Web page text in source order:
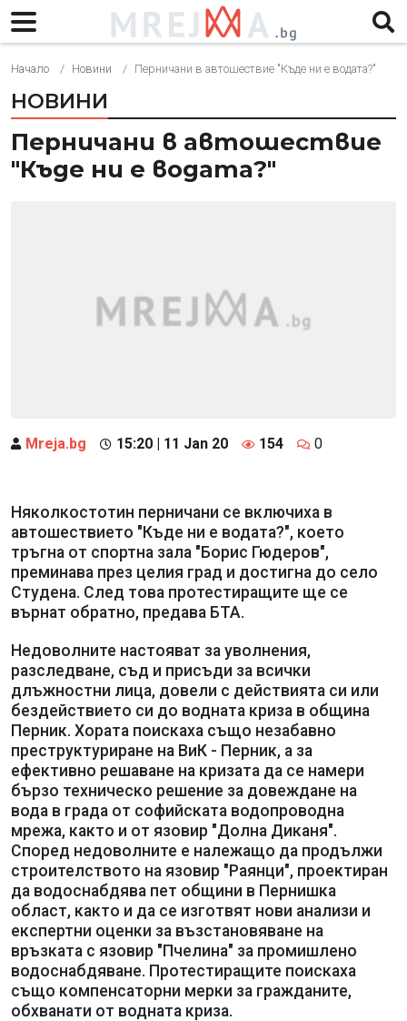
Начало Новини Перничани в автошествие "Къде ни е водата?"
НОВИНИ
Перничани в автошествие
"Къде ни е водата?"
Mreja.bg 15:20 | 11 Jan 20 154 0
Няколкостотин перничани се включиха в
автошествието "Къде ни е водата?", което
тръгна от спортна зала "Борис Гюдеров",
преминава през целия град и достигна до село
Студена. След това протестиращите ще се
върнат обратно, предава БТА.
Недоволните настояват за уволнения,
разследване, съд и присъди за всички
длъжностни лица, довели с действията си или
бездействието си до водната криза в община
Перник. Хората поискаха също незабавно
преструктуриране на ВиК - Перник, а за
ефективно решаване на кризата да се намери
бързо техническо решение за довеждане на
вода в града от софийската водопроводна
мрежа, както и от язовир "Долна Диканя".
Според недоволните е належащо да продължи
строителството на язовир "Раянци", проектиран
да водоснабдява пет общини в Пернишка
област, както и да се изготвят нови анализи и
експертни оценки за възстановяване на
връзката с язовир "Пчелина" за промишлено
водоснабдяване. Протестиращите поискаха
също компенсаторни мерки за гражданите,
обхванати от водната криза.